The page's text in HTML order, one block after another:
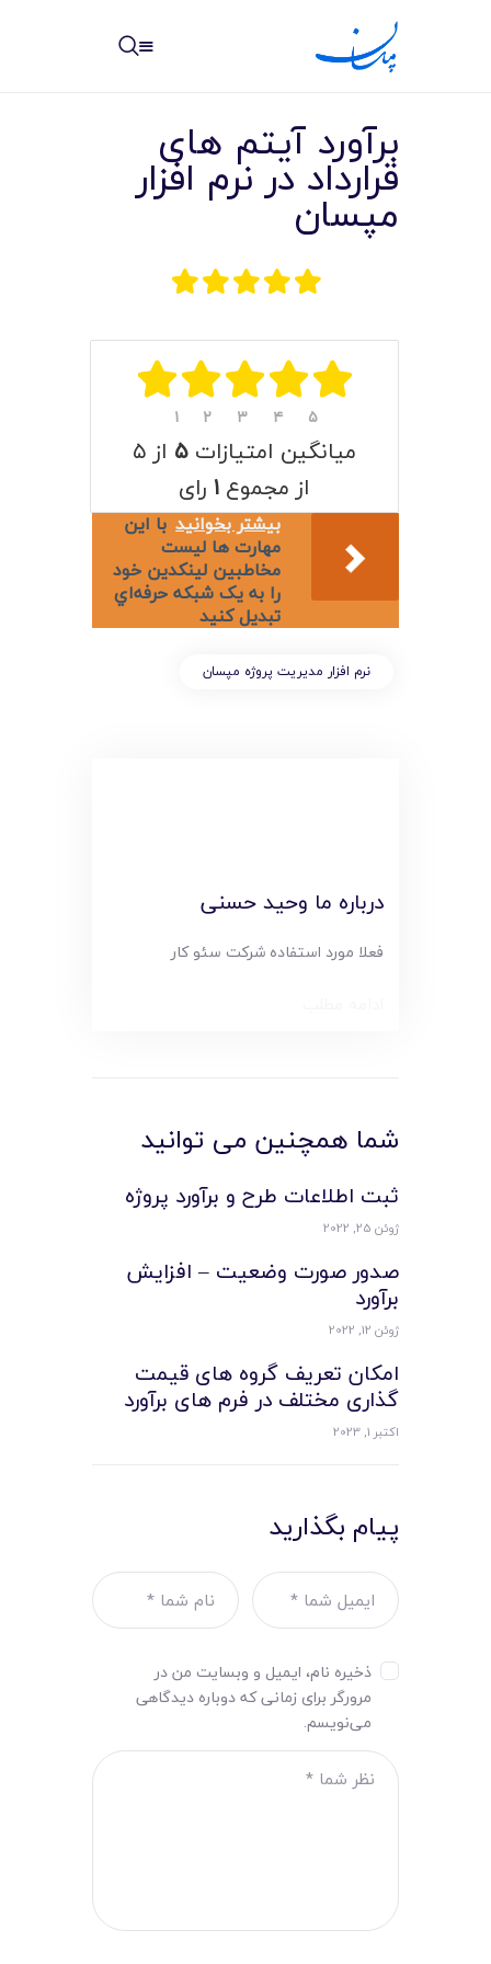
نوشته ها
مرکز آموزش
امکانات
سیستم ها
لیست قیمت محصولات
برآورد آیتم های
قرارداد در نرم افزار
مپسان
۱ ۲ ۳ ۴ ۵
میانگین امتیازات ۵ از ۵
از مجموع ۱ رای
بیشتر بخوانید با اين
مهارت ها ليست
مخاطبين لينکدين خود
را به يک شبکه حرفه‌اي
تبديل کنيد
نرم افزار مديريت پروژه مپسان
درباره ما وحید حسنی
فعلا مورد استفاده شرکت سئو کار
شما همچنین می توانید
ثبت اطلاعات طرح و برآورد پروژه
ژوئن 25, 2022
صدور صورت وضعیت – افزایش
برآورد
ژوئن 12, 2022
امکان تعریف گروه های قیمت
گذاری مختلف در فرم های برآورد
اکتبر 1, 2023
پیام بگذارید
ذخیره نام، ایمیل و وبسایت من در
مرورگر برای زمانی که دوباره دیدگاهی
می‌نویسم.